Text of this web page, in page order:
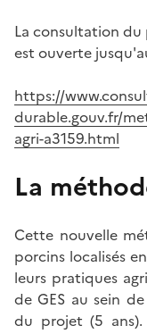
La consultation
est ouverte
https://
durable.gouv.fr/
agri-a3159.html
La
Cette nouvelle
porcins localisés
leurs pratiques
de GES au sein
du projet (5